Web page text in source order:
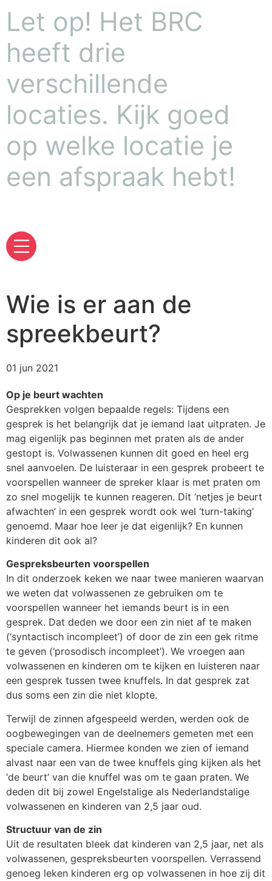
Let op! Het BRC
heeft drie
verschillende
locaties. Kijk goed
op welke locatie je
een afspraak hebt!
Wie is er aan de
spreekbeurt?
01 jun 2021
Op je beurt wachten
Gesprekken volgen bepaalde regels: Tijdens een
gesprek is het belangrijk dat je iemand laat uitpraten. Je
mag eigenlijk pas beginnen met praten als de ander
gestopt is. Volwassenen kunnen dit goed en heel erg
snel aanvoelen. De luisteraar in een gesprek probeert te
voorspellen wanneer de spreker klaar is met praten om
zo snel mogelijk te kunnen reageren. Dit ‘netjes je beurt
afwachten’ in een gesprek wordt ook wel ‘turn-taking’
genoemd. Maar hoe leer je dat eigenlijk? En kunnen
kinderen dit ook al?
Gespreksbeurten voorspellen
In dit onderzoek keken we naar twee manieren waarvan
we weten dat volwassenen ze gebruiken om te
voorspellen wanneer het iemands beurt is in een
gesprek. Dat deden we door een zin niet af te maken
(‘syntactisch incompleet’) of door de zin een gek ritme
te geven (‘prosodisch incompleet’). We vroegen aan
volwassenen en kinderen om te kijken en luisteren naar
een gesprek tussen twee knuffels. In dat gesprek zat
dus soms een zin die niet klopte.
Terwijl de zinnen afgespeeld werden, werden ook de
oogbewegingen van de deelnemers gemeten met een
speciale camera. Hiermee konden we zien of iemand
alvast naar een van de twee knuffels ging kijken als het
‘de beurt’ van die knuffel was om te gaan praten. We
deden dit bij zowel Engelstalige als Nederlandstalige
volwassenen en kinderen van 2,5 jaar oud.
Structuur van de zin
Uit de resultaten bleek dat kinderen van 2,5 jaar, net als
volwassenen, gespreksbeurten voorspellen. Verrassend
genoeg leken kinderen erg op volwassenen in hoe zij dit